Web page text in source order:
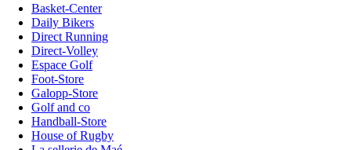
Basket-Center
Daily Bikers
Direct Running
Direct-Volley
Espace Golf
Foot-Store
Galopp-Store
Golf and co
Handball-Store
House of Rugby